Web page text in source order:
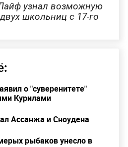
узнал возможную
школьниц с 17-го
о "суверенитете"
Курилами
Ассанжа и Сноудена
рыбаков унесло в